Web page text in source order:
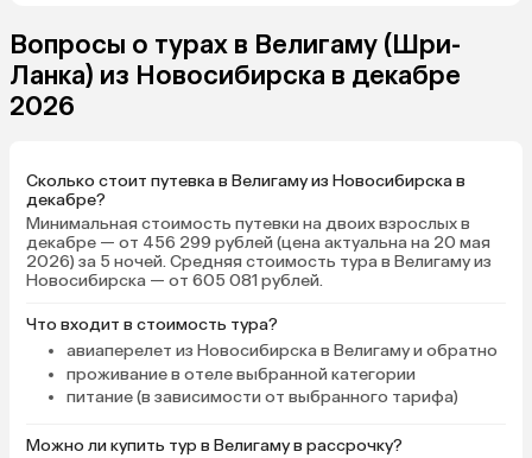
Вопросы о турах в Велигаму (Шри-
Ланка) из Новосибирска в декабре
2026
Сколько стоит путевка в Велигаму из Новосибирска в
декабре?
Минимальная стоимость путевки на двоих взрослых в
декабре — от 456 299 рублей (цена актуальна на 20 мая
2026) за 5 ночей. Средняя стоимость тура в Велигаму из
Новосибирска — от 605 081 рублей.
Что входит в стоимость тура?
авиаперелет из Новосибирска в Велигаму и обратно
проживание в отеле выбранной категории
питание (в зависимости от выбранного тарифа)
Можно ли купить тур в Велигаму в рассрочку?